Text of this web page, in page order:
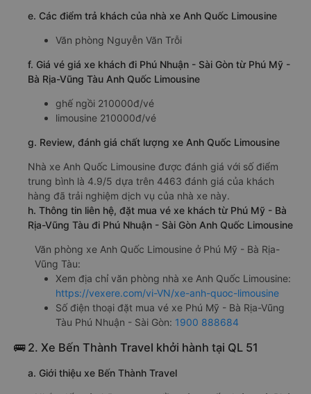
e. Các điểm trả khách của nhà xe Anh Quốc Limousine
Văn phòng Nguyễn Văn Trỗi
f. Giá vé giá xe khách đi Phú Nhuận - Sài Gòn từ Phú Mỹ -
Bà Rịa-Vũng Tàu Anh Quốc Limousine
ghế ngồi 210000đ/vé
limousine 210000đ/vé
g. Review, đánh giá chất lượng xe Anh Quốc Limousine
Nhà xe Anh Quốc Limousine được đánh giá với số điểm
trung bình là 4.9/5 dựa trên 4463 đánh giá của khách
hàng đã trải nghiệm dịch vụ của nhà xe này.
h. Thông tin liên hệ, đặt mua vé xe khách từ Phú Mỹ - Bà
Rịa-Vũng Tàu đi Phú Nhuận - Sài Gòn Anh Quốc Limousine
Văn phòng xe Anh Quốc Limousine ở Phú Mỹ - Bà Rịa-
Vũng Tàu:
Xem địa chỉ văn phòng nhà xe Anh Quốc Limousine:
https://vexere.com/vi-VN/xe-anh-quoc-limousine
Số điện thoại đặt mua vé xe Phú Mỹ - Bà Rịa-Vũng
Tàu Phú Nhuận - Sài Gòn: 1900 888684
🚌 2. Xe Bến Thành Travel khởi hành tại QL 51
a. Giới thiệu xe Bến Thành Travel